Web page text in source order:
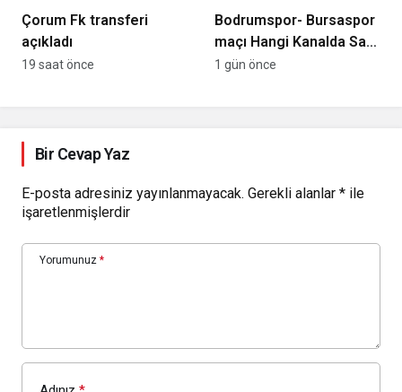
Çorum Fk transferi
açıkladı
19 saat önce
Bodrumspor- Bursaspor
maçı Hangi Kanalda Saat
Kaçta Yayınlanacak?
1 gün önce
Bir Cevap Yaz
E-posta adresiniz yayınlanmayacak. Gerekli alanlar * ile
işaretlenmişlerdir
Yorumunuz *